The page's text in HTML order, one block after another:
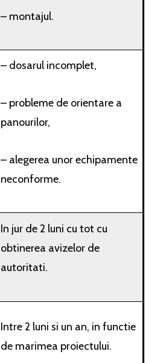
– montajul.
– dosarul incomplet,
– probleme de orientare a
panourilor,
– alegerea unor echipamente
neconforme.
In jur de 2 luni cu tot cu
obtinerea avizelor de
autoritati.
Intre 2 luni si un an, in functie
de marimea proiectului.